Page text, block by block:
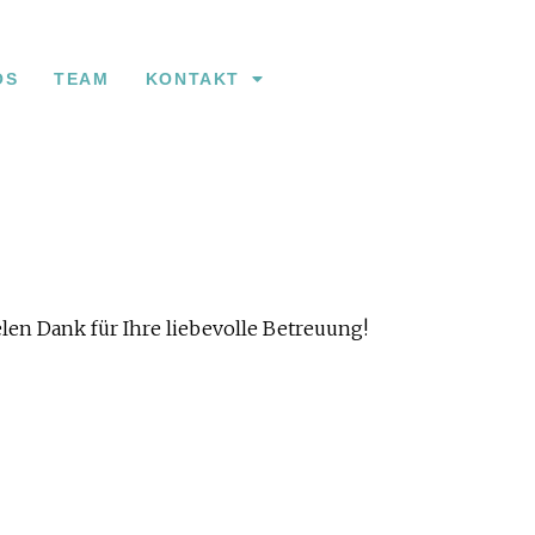
TEAM KONTAKT
Dank für Ihre liebevolle Betreuung!